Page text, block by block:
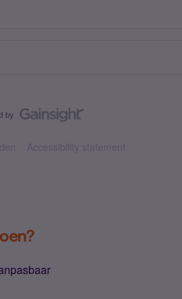
Accessibility statement